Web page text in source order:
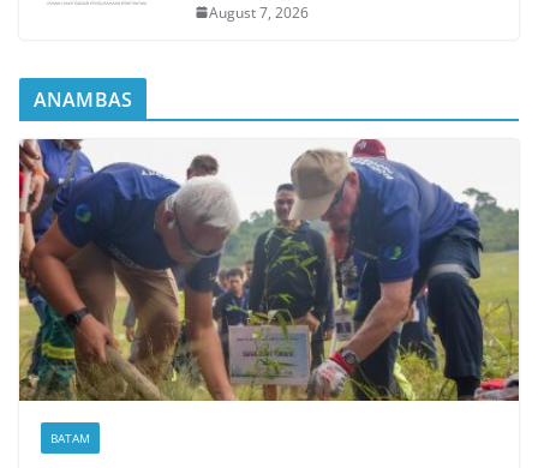
August 7, 2026
ANAMBAS
BATAM